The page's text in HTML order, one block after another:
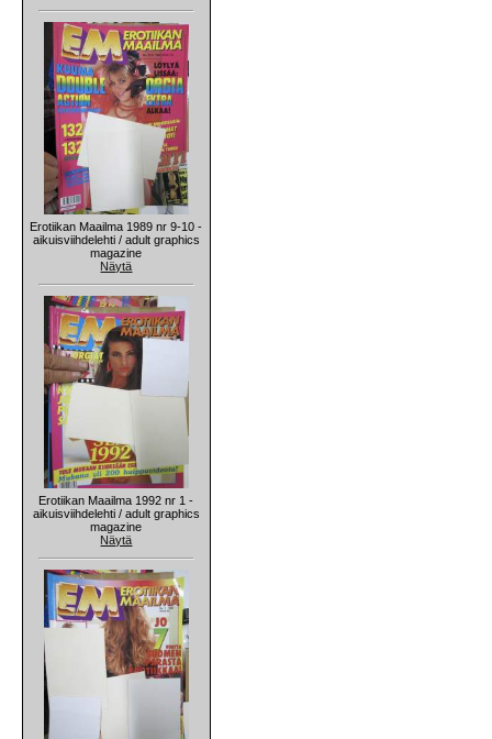
Erotiikan Maailma 1989 nr 9-10 -
aikuisviihdelehti / adult graphics
magazine
Näytä
Erotiikan Maailma 1992 nr 1 -
aikuisviihdelehti / adult graphics
magazine
Näytä